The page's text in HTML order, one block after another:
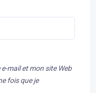
mail et mon site Web
fois que je